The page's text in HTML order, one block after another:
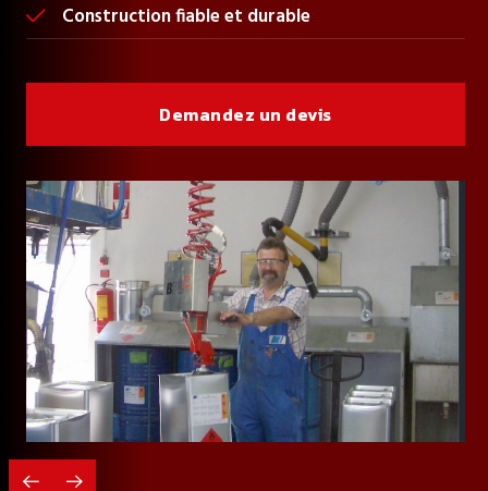
 Construction fiable et durable
Demandez un devis